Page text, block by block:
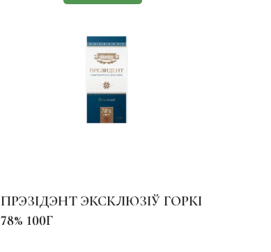
ПРЭЗІДЭНТ ЭКСКЛЮЗІЎ ГОРКІ
78% 100Г